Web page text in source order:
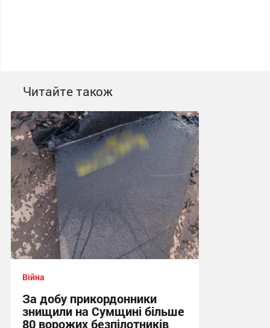
Читайте також
Війна
За добу прикордонники
знищили на Сумщині більше
80 ворожих безпілотників